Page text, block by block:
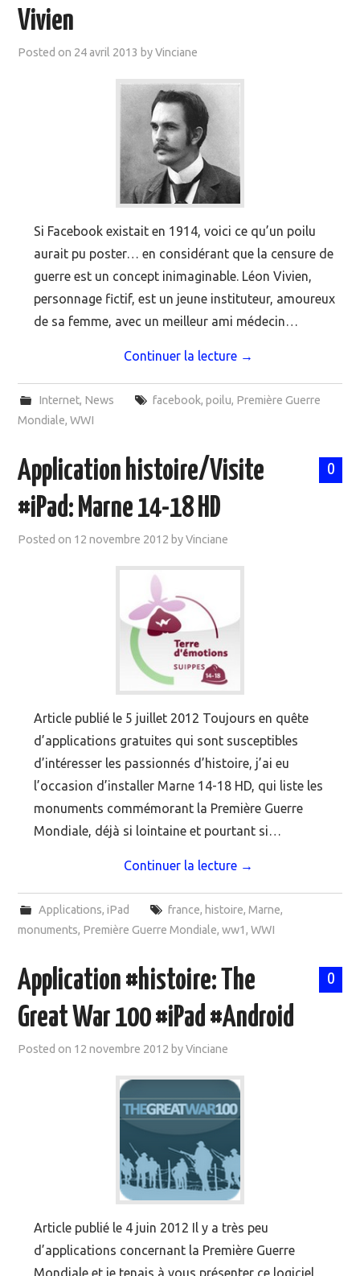
Vivien
Posted on 24 avril 2013 byVinciane
Si Facebook existait en 1914, voici ce qu’un poilu
aurait pu poster… en considérant que la censure de
guerre est un concept inimaginable. Léon Vivien,
personnage fictif, est un jeune instituteur, amoureux
de sa femme, avec un meilleur ami médecin…
Continuer la lecture →
Internet, News facebook, poilu, Première Guerre
Mondiale,WWI
0
Application histoire/Visite
#iPad: Marne 14-18 HD
Posted on 12 novembre 2012 byVinciane
Article publié le 5 juillet 2012 Toujours en quête
d’applications gratuites qui sont susceptibles
d’intéresser les passionnés d’histoire, j’ai eu
l’occasion d’installer Marne 14-18 HD, qui liste les
monuments commémorant la Première Guerre
Mondiale, déjà si lointaine et pourtant si…
Continuer la lecture →
Applications, iPad france, histoire, Marne,
monuments, Première Guerre Mondiale,ww1,WWI
0
Application #histoire: The
Great War 100 #iPad #Android
Posted on 12 novembre 2012 byVinciane
Article publié le 4 juin 2012 Il y a très peu
d’applications concernant la Première Guerre
Mondiale et je tenais à vous présenter ce logiciel